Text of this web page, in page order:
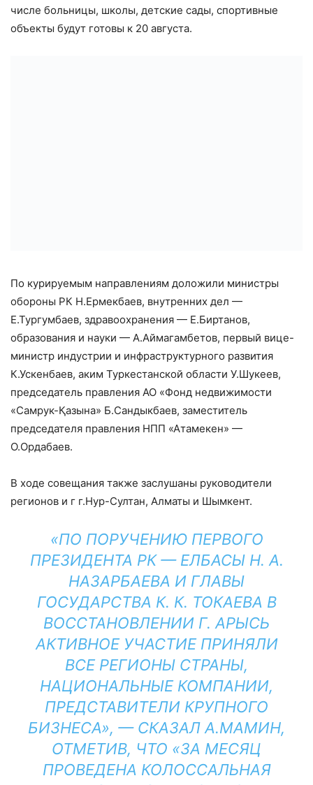
числе больницы, школы, детские сады, спортивные
объекты будут готовы к 20 августа.
По курируемым направлениям доложили министры
обороны РК Н.Ермекбаев, внутренних дел —
Е.Тургумбаев, здравоохранения — Е.Биртанов,
образования и науки — А.Аймагамбетов, первый вице-
министр индустрии и инфраструктурного развития
К.Ускенбаев, аким Туркестанской области У.Шукеев,
председатель правления АО «Фонд недвижимости
«Самрук-Қазына» Б.Сандыкбаев, заместитель
председателя правления НПП «Атамекен» —
О.Ордабаев.
В ходе совещания также заслушаны руководители
регионов и г г.Нур-Султан, Алматы и Шымкент.
«ПО ПОРУЧЕНИЮ ПЕРВОГО
ПРЕЗИДЕНТА РК — ЕЛБАСЫ Н. А.
НАЗАРБАЕВА И ГЛАВЫ
ГОСУДАРСТВА К. К. ТОКАЕВА В
ВОССТАНОВЛЕНИИ Г. АРЫСЬ
АКТИВНОЕ УЧАСТИЕ ПРИНЯЛИ
ВСЕ РЕГИОНЫ СТРАНЫ,
НАЦИОНАЛЬНЫЕ КОМПАНИИ,
ПРЕДСТАВИТЕЛИ КРУПНОГО
БИЗНЕСА», — СКАЗАЛ А.МАМИН,
ОТМЕТИВ, ЧТО «ЗА МЕСЯЦ
ПРОВЕДЕНА КОЛОССАЛЬНАЯ